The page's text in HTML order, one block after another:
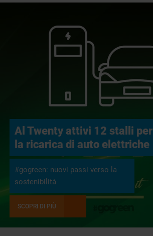
Al Twenty attivi 12 stalli per
la ricarica di auto elettriche
#gogreen: nuovi passi verso la
sostenibilità
SCOPRI DI PIÙ